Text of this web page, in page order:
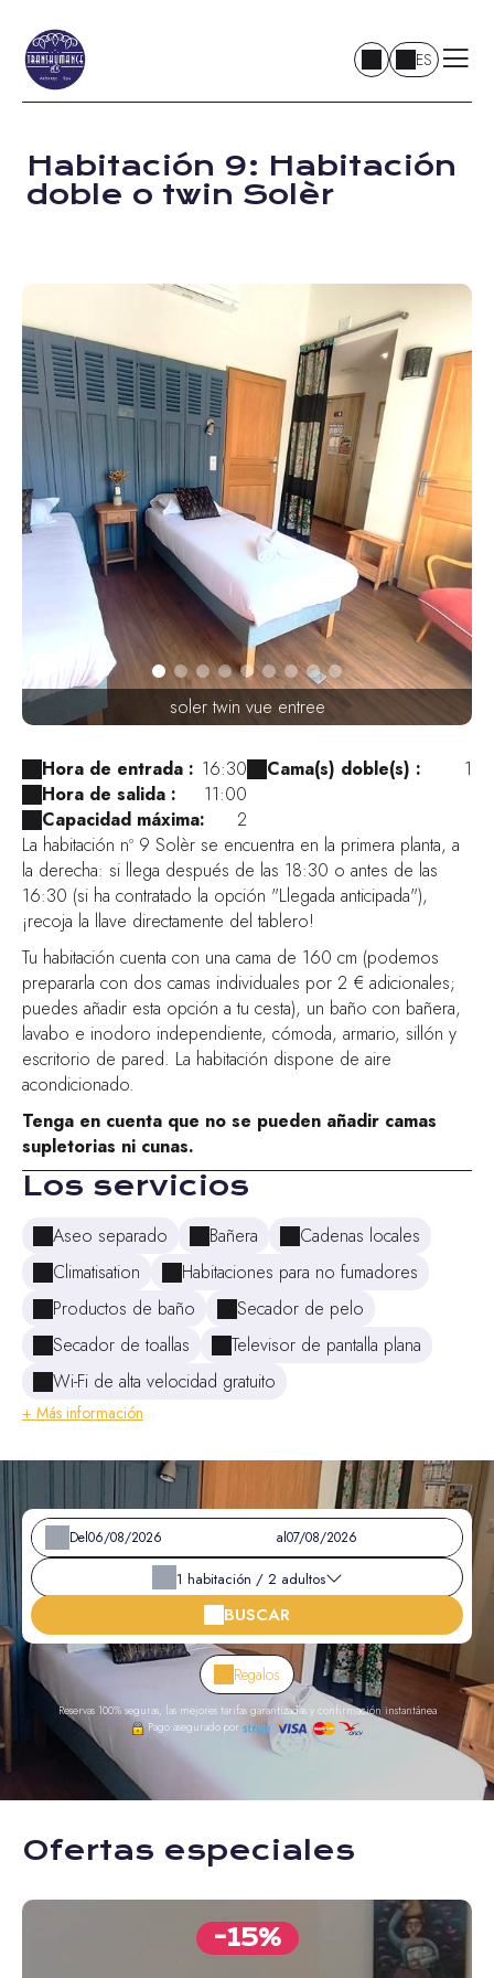
ES
Habitación 9: Habitación
doble o twin Solèr
soler twin vue entree
Hora de entrada : 16:30
Hora de salida :
11:00
Capacidad máxima:
2
Cama(s) doble(s) : 1
La habitación nº 9 Solèr se encuentra en la primera planta, a
la derecha: si llega después de las 18:30 o antes de las
16:30 (si ha contratado la opción "Llegada anticipada"),
¡recoja la llave directamente del tablero!
Tu habitación cuenta con una cama de 160 cm (podemos
prepararla con dos camas individuales por 2 € adicionales;
puedes añadir esta opción a tu cesta), un baño con bañera,
lavabo e inodoro independiente, cómoda, armario, sillón y
escritorio de pared. La habitación dispone de aire
acondicionado.
Tenga en cuenta que no se pueden añadir camas
supletorias ni cunas.
Los servicios
Aseo separado Bañera
Cadenas locales
Climatisation
Habitaciones para no fumadores
Productos de baño
Secador de pelo
Secador de toallas
Televisor de pantalla plana
Wi-Fi de alta velocidad gratuito
+ Más información
Del al
1 habitación / 2 adultos
BUSCAR
Regalos
Reservas 100% seguras, las mejores tarifas garantizadas y confirmación instantánea
Pago asegurado por
Ofertas especiales
-15%